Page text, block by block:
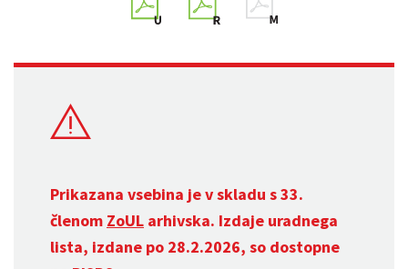
Prikazana vsebina je v skladu s 33.
členom ZoUL arhivska. Izdaje uradnega
lista, izdane po 28.2.2026, so dostopne